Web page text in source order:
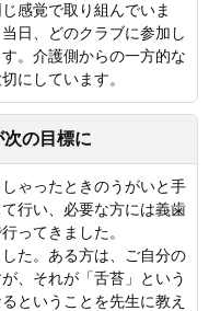
感覚で取り組んでいま
日、どのクラブに参加し
。介護側からの一方的な
にしています。
次の目標に
ゃったときのうがいと手
行い、必要な方には義歯
ってきました。
た。ある方は、ご自分の
、それが「舌苔」という
ということを先生に教え